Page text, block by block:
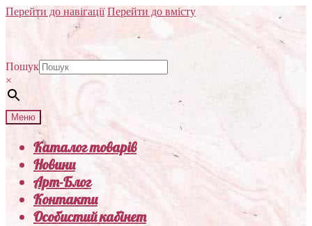
Перейти до навігації Перейти до вмісту
Пошук
×
Меню
Каталог товарів
Новини
Арт-Блог
Контакти
Особистий кабінет